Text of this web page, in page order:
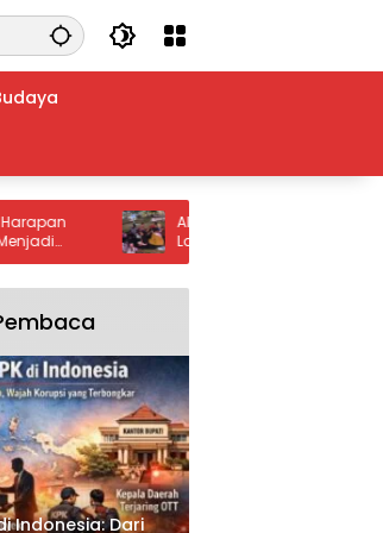
Alun-Alun Jember Jadi Favorit
Lokasi Asyik untuk Arisan dan
Indonesia: Dari